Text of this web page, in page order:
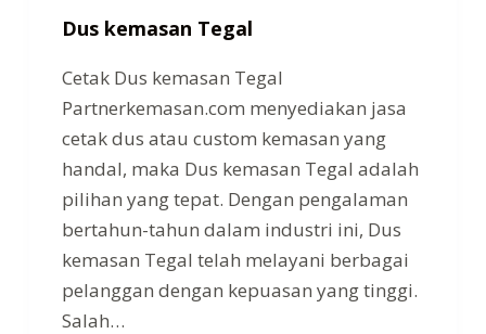
Dus kemasan Tegal
Cetak Dus kemasan Tegal
Partnerkemasan.com menyediakan jasa
cetak dus atau custom kemasan yang
handal, maka Dus kemasan Tegal adalah
pilihan yang tepat. Dengan pengalaman
bertahun-tahun dalam industri ini, Dus
kemasan Tegal telah melayani berbagai
pelanggan dengan kepuasan yang tinggi.
Salah…